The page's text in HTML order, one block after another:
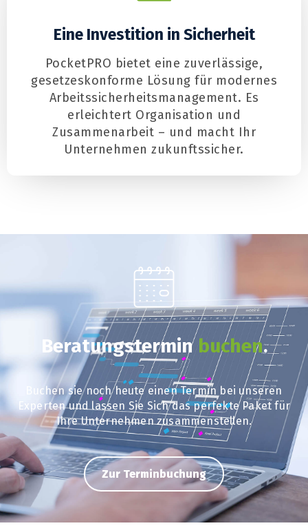
Eine Investition in Sicherheit
PocketPRO bietet eine zuverlässige,
gesetzeskonforme Lösung für modernes
Arbeitssicherheitsmanagement. Es
erleichtert Organisation und
Zusammenarbeit – und macht Ihr
Unternehmen zukunftssicher.
Beratungsterminbuchen.
Buchen sie noch heute einen Termin bei unseren
Experten und lassen Sie Sich das perfekte Paket für
Ihre Unternehmen zusammenstellen.
Zur Terminbuchung